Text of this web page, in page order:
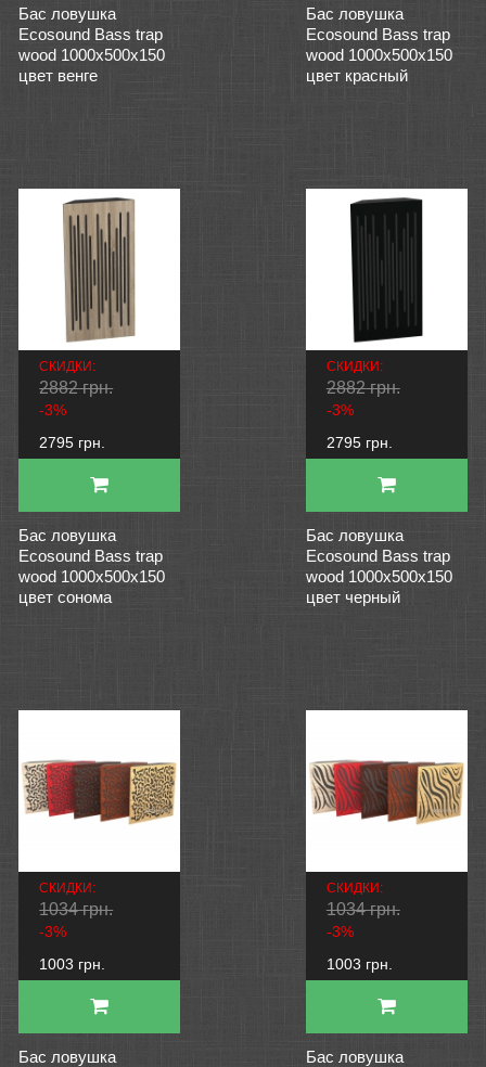
Бас ловушка
Ecosound Bass trap
wood 1000х500х150
цвет венге
Бас ловушка
Ecosound Bass trap
wood 1000х500х150
цвет красный
СКИДКИ:
2882 грн.
-3%
2795 грн.
Бас ловушка
Ecosound Bass trap
wood 1000х500х150
цвет сонома
СКИДКИ:
2882 грн.
-3%
2795 грн.
Бас ловушка
Ecosound Bass trap
wood 1000х500х150
цвет черный
СКИДКИ:
1034 грн.
-3%
1003 грн.
Бас ловушка
СКИДКИ:
1034 грн.
-3%
1003 грн.
Бас ловушка